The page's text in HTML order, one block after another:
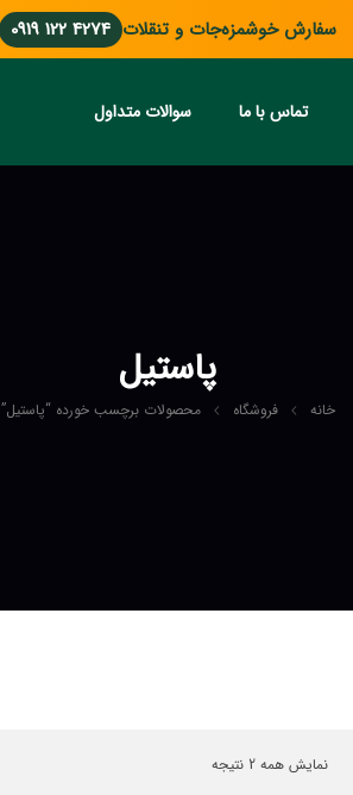
سفارش خوشمزه‌جات و تنقلات 0919 122 4274
تماس با ما سوالات متداول
پاستیل
خانه فروشگاه محصولات برچسب خورده “پاستیل”
نمایش همه 2 نتیجه